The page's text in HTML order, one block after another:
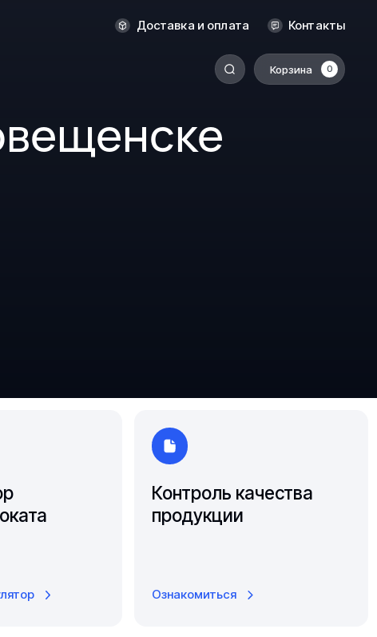
Доставка и оплата Контакты
Корзина 0
Оренбург
Пермь
Ростов-на-Дону
Салехард
Санкт-Петербург
Контроль качества
продукции
Ознакомиться